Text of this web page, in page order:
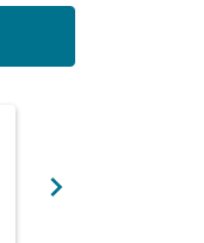
chevron_right